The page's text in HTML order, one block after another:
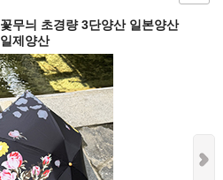
무늬 초경량 3단양산 일본양산
일제양산